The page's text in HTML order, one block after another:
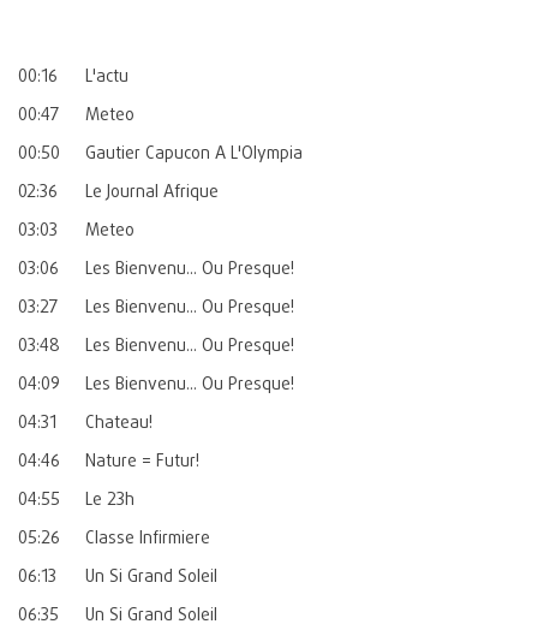
00:16
L'actu
00:47
Meteo
00:50
Gautier Capucon A L'Olympia
02:36
Le Journal Afrique
03:03
Meteo
03:06
Les Bienvenu... Ou Presque!
03:27
Les Bienvenu... Ou Presque!
03:48
Les Bienvenu... Ou Presque!
04:09
Les Bienvenu... Ou Presque!
04:31
Chateau!
04:46
Nature = Futur!
04:55
Le 23h
05:26
Classe Infirmiere
06:13
Un Si Grand Soleil
06:35
Un Si Grand Soleil